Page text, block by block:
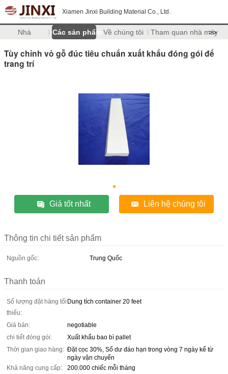
Xiamen Jinxi Building Material Co., Ltd.
Nhà Các sản phẩm Về chúng tôi Tham quan nhà máy
>>
Tùy chỉnh vỏ gỗ đúc tiêu chuẩn xuất khẩu đóng gói để
trang trí
Giá tốt nhất Liên hệ chúng tôi
Thông tin chi tiết sản phẩm
Nguồn gốc: Trung Quốc
Thanh toán
Số lượng đặt hàng tối
thiểu:
Dung tích container 20 feet
Giá bán:
negotiable
chi tiết đóng gói:
Xuất khẩu bao bì pallet
Thời gian giao hàng: Đặt cọc 30%, Số dư đáo hạn trong vòng 7 ngày kể từ
ngày vận chuyển
Khả năng cung cấp:
200.000 chiếc mỗi tháng